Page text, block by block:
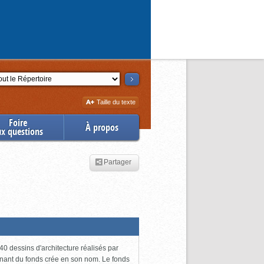
Augmenter
la
Taille du texte
Foire
questions À propos
Partager
dessins d'architecture réalisés par
du fonds crée en son nom. Le fonds